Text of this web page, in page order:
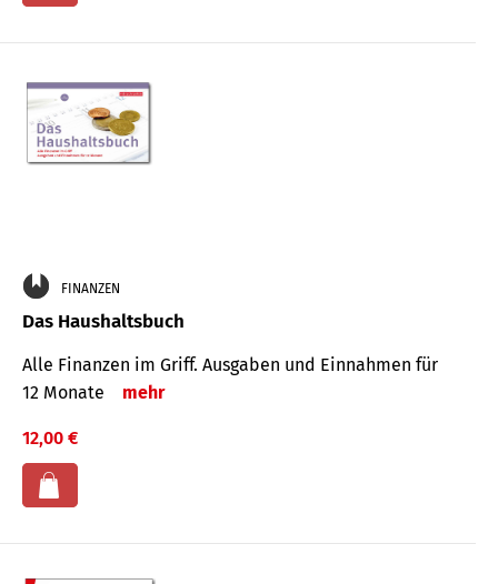
FINANZEN
Das Haushaltsbuch
Alle Finanzen im Griff. Aus­gaben und Ein­nahmen für
12 Monate
mehr
12,00 €